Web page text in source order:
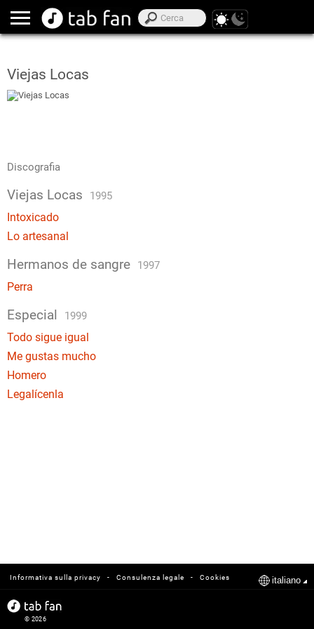
Viejas Locas
Discografia
Viejas Locas 1995
Intoxicado
Lo artesanal
Hermanos de sangre 1997
Perra
Especial 1999
Todo sigue igual
Me gustas mucho
Homero
Legalícenla
Cookies
-
Consulenza legale
-
Informativa sulla privacy italiano
© 2026